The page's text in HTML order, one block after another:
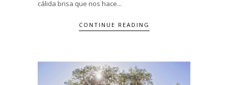
cálida brisa que nos hace...
CONTINUE READING